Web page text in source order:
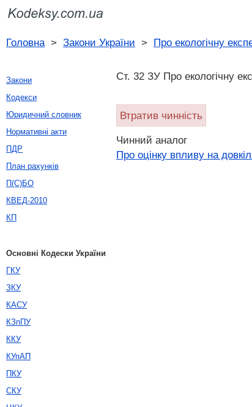
Головна> Закони України > Про екологічну
Ст. 32 ЗУ Про екологічну
Втратив чинність
Чинний аналог
Про оцінку впливу на
Закони
Кодекси
Юридичний словник
Нормативні акти
ПДР
План рахунків
П(С)БО
КВЕД-2010
КП
Основні Кодески України
ГКУ
ЗКУ
КАСУ
КЗпПУ
ККУ
КУпАП
ПКУ
СКУ